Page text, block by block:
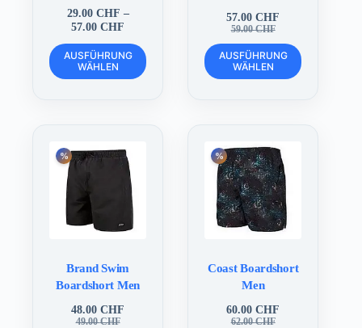
29.00 CHF –
57.00CHF
bis
57.00 CHF
AUSFÜHRUNG
WÄHLEN
Dieses
Produkt
weist
Optionen
können
Produktseite
gewählt
59.00CHF
Ursprünglicher
Preis
war:
59.00 CHF
57.00CHF
Aktueller
Preis
ist:
57.00 CHF.
AUSFÜHRUNG
WÄHLEN
Dieses
Produkt
weist
Optionen
können
auf
der
Produktseite
gewählt
Brand Swim
Boardshort Men
49.00CHF
Ursprünglicher
48.00CHF
Aktueller
Coast Boardshort
Men
62.00CHF
Ursprünglicher
60.00CHF
Aktueller